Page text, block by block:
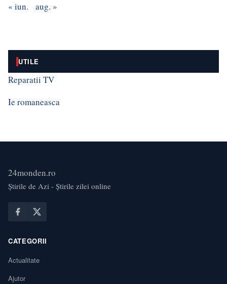
« iun.
aug. »
UTILE
Reparatii TV
Ie romaneasca
24monden.ro
Știrile de Azi - Știrile zilei online
CATEGORII
Actualitate
Ajutor